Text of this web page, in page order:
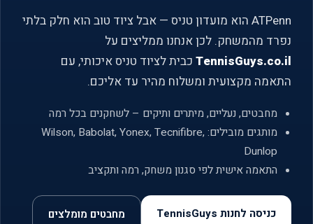
ATPenn הוא מועדון טניס — אבל ציוד טוב הוא חלק בלתי
נפרד מהמשחק. לכן אנחנו ממליצים על
TennisGuys.co.il כבית לציוד טניס איכותי, עם
התאמה מקצועית ומשלוח מהיר עד אליכם.
מחבטים, נעליים, מיתרים ותיקים – לשחקנים בכל רמה
מותגים מובילים: Wilson, Babolat, Yonex, Tecnifibre,
Dunlop
התאמה אישית לפי סגנון משחק, רמה ותקציב
כניסה לחנות TennisGuys מחבטים מומלצים